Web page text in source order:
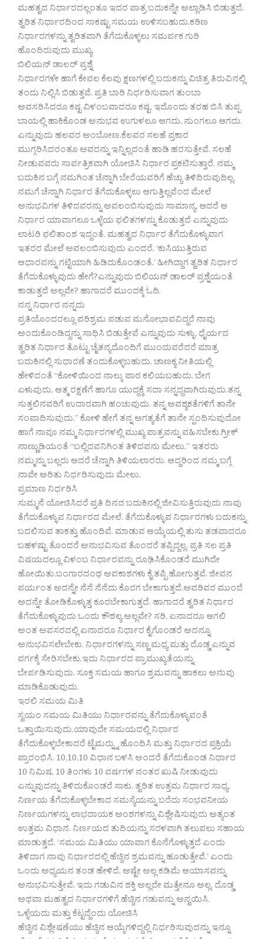
ಮಹತ್ವದ ನಿರ್ಧಾರದಲ್ಲಂತೂ ಇದರ ಪಾತ್ರ ಬದುಕನ್ನೇ ಅಲ್ಲಾಡಿಸಿ ಬಿಡುತ್ತದೆ.
ತ್ವರಿತ ನಿರ್ಧಾರದಿಂದ ಸಾಕಷ್ಟು ಸಮಯ ಉಳಿಸಬಹುದು.ಕಠಿಣ
ನಿರ್ಧಾರಗಳನ್ನು ತ್ವರಿತವಾಗಿ ತೆಗೆದುಕೊಳ್ಳಲು ಸಮರ್ಪಕ ಗುರಿ
ಹೊಂದಿರುವುದು ಮುಖ್ಯ.
ಬಿಲಿಯನ್ ಡಾಲರ್ ಪ್ರಶ್ನೆ
ನಿರ್ಧಾರಗಳೇ ಹಾಗೆ ಕೇವಲ ಕೆಲವು ಕ್ಷಣಗಳಲ್ಲಿ ಬದುಕನ್ನು ವಿಚಿತ್ರ ತಿರುವಿನಲ್ಲಿ
ತಂದು ನಿಲ್ಲಿಸಿ ಬಿಡುತ್ತವೆ. ಪ್ರತಿ ಬಾರಿ ನಿರ್ಧರಿಸುವಾಗ ತುಂಬಾ
ಅವಸರಿಸಿದರೂ ಕಷ್ಟ ವಿಳಂಬವಾದರೂ ಕಷ್ಟ. ಇದೊಂದು ತರಹ ಬಿಸಿ ತುಪ್ಪ
ಬಾಯಲ್ಲಿ ಹಾಕಿಕೊಂಡ ಅನುಭವ ಉಗುಳಲೂ ಆಗದು. ನುಂಗಲೂ ಆಗದು.
ಎನ್ನುವುದು ಹಲವರ ಅಂಬೋಣ.ಕೆಲವರ ಸಲಹೆ ಪ್ರಕಾರ
ಮುಗ್ಗರಿಸಿದರಂತೂ ಅವರನ್ನು ಇನ್ನಿಲ್ಲದಂತೆ ಹಾಡಿ ಹರಸುತ್ತೇವೆ. ಸಲಹೆ
ನೀಡುವವರು ಸಾರ್ವತ್ರಿಕವಾಗಿ ಯೋಚಿಸಿ ನಿರ್ಧಾರ ಪ್ರಕಟಿಸುತ್ತಾರೆ. ನಮ್ಮ
ಬದುಕಿನ ಬಗ್ಗೆ ನಮಗಿಂತ ಚೆನ್ನಾಗಿ ಬೇರೆಯವರಿಗೆ ಹೆಚ್ಚು ತಿಳಿದಿರುವುದಿಲ್ಲ.
ನಮಗೆ ಚೆನ್ನಾಗಿ ನಿರ್ಧಾರ ತೆಗೆದುಕೊಳ್ಳಲು ಆಗುತ್ತಿಲ್ಲವೆಂದ ಮೇಲೆ
ಅನುಭವಿಗಳ ತಿಳಿದವರನ್ನು ಅವಲಂಬಿಸುವುದು ಸಾಮಾನ್ಯ. ಆದರೆ ಆ
ನಿರ್ಧಾರ ಯಾವಾಗಲೂ ಒಳ್ಳೆಯ ಫಲಿತಗಳನ್ನು ಕೊಡುತ್ತದೆ ಎನ್ನುವುದು
ಲಾಟರಿ ಫಲಿತಾಂಶ ಇದ್ದಂತೆ. ಮಹತ್ವದ ನಿರ್ಧಾರ ತೆಗೆದುಕೊಳ್ಳುವಾಗ
ಇತರರ ಮೇಲೆ ಅವಲಂಬಿಸುವುದು ಎಂದರೆ, ‘ಕುಸಿಯುತ್ತಿರುವ
ಆಧಾರವನ್ನು ಗಟ್ಟಿಯಾಗಿ ಹಿಡಿದುಕೊಂಡಂತೆ.’ ಹೀಗಿದ್ದಾಗ ತ್ವರಿತ ನಿರ್ಧಾರ
ತೆಗೆದುಕೊಳ್ಳುವುದು ಹೇಗೆ?ಎನ್ನುವುದು ಬಿಲಿಯನ್ ಡಾಲರ್ ಪ್ರಶ್ನೆಯಂತೆ
ಕಾಡುತ್ತದೆ ಅಲ್ಲವೇ? ಹಾಗಾದರೆ ಮುಂದಕ್ಕೆ ಓದಿ.
ನನ್ನ ನಿರ್ಧಾರ ನನ್ನದು
ಪ್ರತಿಯೊಂದರಲ್ಲೂ ಪರಿಶ್ರಮ ಪಡುವ ಮನೋಭಾವವಿದ್ದರೆ ನಾವು
ಅಂದುಕೊಂಡಿದ್ದನ್ನು ಸಾಧಿಸಿ ಬಿಡುತ್ತೇವೆ ಎನ್ನುವುದು ಸುಳ್ಳು. ಧೈರ್ಯದ
ತ್ವರಿತ ನಿರ್ಧಾರ ತೊಟ್ಟು ಚೈತನ್ಯದೊಂದಿಗೆ ಮುಂದುವರೆದರೆ ಮಾತ್ರ
ಬದುಕಿನಲ್ಲಿ ಸುಧಾರಣೆ ತಂದುಕೊಳ್ಳಬಹುದು. ಚಾಣಕ್ಯ ನೀತಿಯಲ್ಲಿ
ಹೇಳಿದಂತೆ “ಕೋಳಿಯಿಂದ ನಾಲ್ಕು ಪಾಠ ಕಲಿಯಬಹುದು. ಬೇಗ
ಏಳುವುದು, ಆತ್ಮ ರಕ್ಷಣೆಗೆ ಹಾಗೂ ಯುದ್ಧಕ್ಕೆ ಸದಾ ಸನ್ನದ್ಧವಾಗಿರುವುದು.ತನ್ನ
ಸುತ್ತಲಿನವರಿಗೆ ಉದಾರವಾಗಿ ಹಂಚುವುದು. ತನ್ನ ಅವಶ್ಯಕತೆಗಳಿಗೆ ತಾನೇ
ಸಂಪಾದಿಸುವುದು.” ಕೋಳಿ ಹೇಗೆ ತನ್ನ ಅಗತ್ಯತೆಗೆ ತಾನೇ ಸ್ಪಂದಿಸುವುದೋ
ಹಾಗೆ ನಾವೂ ನಮ್ಮ ನಿರ್ಧಾರಗಳಲ್ಲಿ ಮುಖ್ಯ ಪಾತ್ರವನ್ನು ವಹಿಸಬೇಕು.ಗ್ರೀಕ್
ನಾಣ್ಣುಡಿಯಂತೆ “ಬಲ್ಲಿದವನಿಗಿಂತ ತಿಳಿದವನು ಮೇಲು.” ಇತರರು
ನಮ್ಮನ್ನು ಬಲ್ಲರು ಆದರೆ ಚೆನ್ನಾಗಿ ತಿಳಿಯಲಾರರು. ಆದ್ದರಿಂದ ನಮ್ಮ ಬಗ್ಗೆ
ನಾವೇ ಅರಿತು ನಿರ್ಧರಿಸುವುದು ಮೇಲು.
ಪ್ರಮಾಣ ನಿರ್ಧರಿಸಿ
ಸುಮ್ಮನೆ ಯೋಚಿಸಿದರೆ ಪ್ರತಿ ದಿನದ ಬದುಕಿನಲ್ಲಿ ಜೀವಿಸುತ್ತಿರುವುದು ನಾವು
ತೆಗೆದುಕೊಳ್ಳುವ ನಿರ್ಧಾರದ ಮೇಲೆ. ತೆಗೆದುಕೊಳ್ಳುವ ನಿರ್ಧಾರಗಳು ಬದುಕನ್ನು
ಬದಲಿಸುವ ತಾಕತ್ತು ಹೊಂದಿವೆ. ಮಾಡುವ ಆಯ್ಕೆಯಲ್ಲಿ ತುಸು ತಡವಾದರೂ
ಬಹಳಷ್ಟು ತೊಂದರೆ ಅನುಭವಿಸುವ ತೊಂದರೆ ತಪ್ಪಿದ್ದಲ್ಲ. ಪ್ರತಿ ಸಲ ಪ್ರತಿ
ವಿಷಯದಲ್ಲೂ ವಿಳಂಬ ನಿರ್ಧಾರವನ್ನು ರೂಢಿಸಿಕೊಂಡರೆ ಮುಗಿದೇ
ಹೋಯಿತು.ಬಂಗಾರದಂಥ ಅವಕಾಶಗಳು ಕೈ ತಪ್ಪಿ ಹೋಗುತ್ತವೆ. ಜೀವನ
ಪರ್ಯಂತ ಅದನ್ನೇ ನೆನೆ ನೆನೆದು ಕೊರಗ ಬೇಕಾಗುತ್ತದೆ.ಅವರಿವರ ಮುಂದೆ
ಅದನ್ನೇ ತೋಡಿಕೊಳ್ಳುತ್ತ ಕೂರಬೇಕಾಗುತ್ತದೆ. ಹಾಗಾದರೆ ತ್ವರಿತ ನಿರ್ಧಾರ
ತೆಗೆದುಕೊಳ್ಳುವುದು ಒಂದು ಕೌಶಲ್ಯ ಅಲ್ಲವೇ? ಸರಿ, ಏನಾದರೂ ಆಗಲಿ
ಅಂತ ಅವಸರದಲ್ಲಿ ಏನಾದರೂ ನಿರ್ಧಾರ ಕೈಗೊಂಡರೆ ಅದನ್ನೂ
ಅನುಭವಿಸಲೇಬೇಕು. ನಿರ್ಧಾರಗಳನ್ನು ಸಣ್ಣ ಮಧ್ಯ ಮತ್ತು ದೊಡ್ಡ ಎನ್ನುವ
ವರ್ಗಕ್ಕೆ ಸೇರಿಸಬೇಕು.ಇದು ನಿರ್ಧಾರದ ಪ್ರಾಮುಖ್ಯತೆಯನ್ನು
ಬೇರ್ಪಡಿಸುವುದು. ಸೂಕ್ತ ಸಮಯ ಹಾಗೂ ಶ್ರಮವನ್ನು ಹಾಕಲು ಅನುವು
ಮಾಡಿಕೊಡುವುದು.
ಇರಲಿ ಸಮಯ ಮಿತಿ
ಸ್ವಯಂ ಸಮಯ ಮಿತಿಯು ನಿರ್ಧಾರವನ್ನು ತೆಗೆದುಕೊಳ್ಳುವಂತೆ
ಒತ್ತಾಯಿಸುವುದು.ಯಾವುದೇ ಸಮಯದಲ್ಲಿ ನಿರ್ಧಾರ
ತೆಗೆದುಕೊಳ್ಳಬೇಕಾದರೆ ಟೈಮರ್‍ನ್ನು ಹೊಂದಿಸಿ ಮತ್ತು ನಿರ್ಧಾರದ ಪ್ರಕ್ರಿಯೆ
ಪ್ರಾರಂಭಿಸಿ. 10,10,10 ವಿಧಾನ ಬಳಸಿ ಅಂದರೆ ತೆಗೆದುಕೊಂಡ ನಿರ್ಧಾರ
10 ನಿಮಿಷ, 10 ತಿಂಗಳು 10 ವರ್ಷಗಳ ನಂತರ ಖುಷಿ ನೀಡುವುದು
ಎನ್ನುವುದನ್ನು ತಿಳಿದುಕೊಂಡರೆ ಸಾಕು. ತ್ವರಿತ ಉತ್ತಮ ನಿರ್ಧಾರ ಸಾಧ್ಯ.
ನಿರ್ಣಯ ತೆಗೆದುಕೊಳ್ಳಬೇಕಾದ ಸಮಸ್ಯೆಯನ್ನು ಬರೆದು ಸಂಭವನೀಯ
ನಿರ್ಣಯಗಳನ್ನು ಲಾಭದಾಯಕ ಅಂಶಗಳನ್ನು ವಿಶ್ಲೇಷಿಸುವುದು ಅತ್ಯಂತ
ಉತ್ತಮ ವಿಧಾನ. ನಿರ್ಣಯದ ತುದಿಯನ್ನು ಸರಳವಾಗಿ ತಲುಪಲು ಸಹಾಯ
ಮಾಡುತ್ತದೆ. ‘ಸಮಯ ಮಿತಿಯು ಯಾವಾಗ ಕೊನೆಗೊಳ್ಳುತ್ತದೆ ಎಂದು
ತಿಳಿದಾಗ ನಾವು ನಿರ್ಧಾರದಲ್ಲಿ ಹೆಚ್ಚಿನ ಶ್ರಮವನ್ನು ಹೂಡುತ್ತೇವೆ.’ ಎಂದು
ಒಂದು ಅಧ್ಯಯನ ತಂಡ ಹೇಳಿದೆ. ಅಷ್ಟೇ ಅಲ್ಲ ಕಡಿಮೆ ಆಯಾಸವನ್ನು
ಅನುಭವಿಸುತ್ತೇವೆ. ಇದು ಗಡುವಿನ ಶಕ್ತಿ ಅಲ್ಲದೇ ಮತ್ತೇನೂ ಅಲ್ಲ. ದೊಡ್ಡ
ಅಥವಾ ಮಹತ್ವದ ನಿರ್ಧಾರಗಳಿಗೆ ಹೆಚ್ಚಿನ ಗಡುವನ್ನು ಅನ್ವಯಿಸಿ.
ಒಳ್ಳೆಯದು ಮತ್ತು ಕೆಟ್ಟದ್ದೆಂದು ಯೋಚಿಸಿ
ಹೆಚ್ಚಿನ ವಿಶ್ಲೇಷಣೆಯು ಹೆಚ್ಚಿನ ಆಯ್ಕೆಗಳಿದ್ದಲ್ಲಿ ನಿರ್ಧರಿಸುವುದನ್ನು ಇನ್ನೂ